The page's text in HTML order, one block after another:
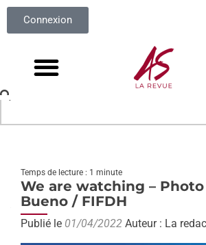
Connexion
Temps de lecture : 1 minute
We are watching –
Bueno / FIFDH
Publié le 01/04/2022 Auteur : La